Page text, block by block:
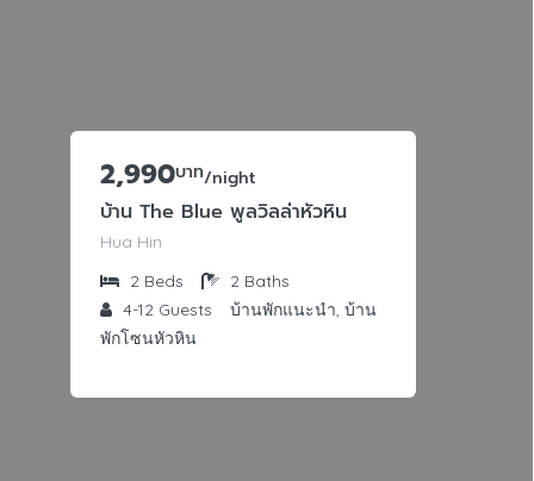
บ้าน The Blue พูลวิลล่าหัวหิน
Hua Hin
2,990บาท/night
2 Beds 2 Baths
4-12 Guests
บ้านพักแนะนำ, บ้าน
พักโซนหัวหิน